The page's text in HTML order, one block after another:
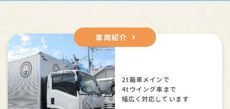
車両紹介
2t箱車メインで
4tウイング車まで
幅広く対応しています